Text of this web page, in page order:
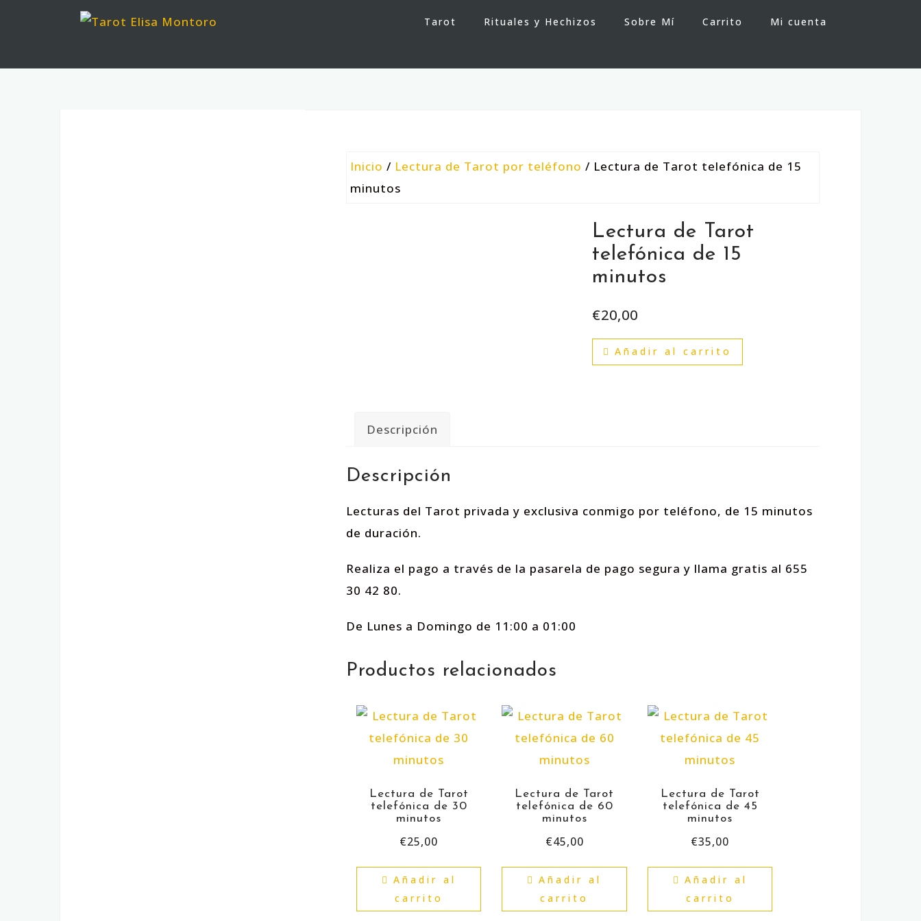
Tarot Rituales y Hechizos Sobre Mí Carrito Mi cuenta
Inicio / Lectura de Tarot por teléfono / Lectura de Tarot telefónica de 15
minutos
Lectura de Tarot
telefónica de 15
minutos
€20,00
Añadir al carrito
Descripción
Descripción
Lecturas del Tarot privada y exclusiva conmigo por teléfono, de 15 minutos
de duración.
Realiza el pago a través de la pasarela de pago segura y llama gratis al 655
30 42 80.
De Lunes a Domingo de 11:00 a 01:00
Productos relacionados
Lectura de Tarot
telefónica de 30
minutos
€25,00
Añadir al
carrito
Lectura de Tarot
telefónica de 60
minutos
€45,00
Añadir al
carrito
Lectura de Tarot
telefónica de 45
minutos
€35,00
Añadir al
carrito